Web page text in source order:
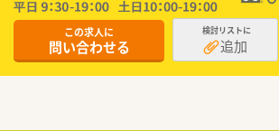
この求人に
問い合わせる
検討リストに
追加